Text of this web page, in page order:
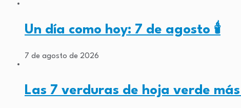
Un día como hoy: 7 de agosto 🕯️
7 de agosto de 2026
Las 7 verduras de hoja verde